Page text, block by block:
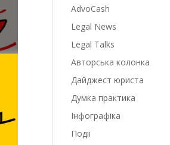
AdvoCash
Legal News
Legal Talks
Авторська колонка
Дайджест юриста
Думка практика
Інфографіка
Події